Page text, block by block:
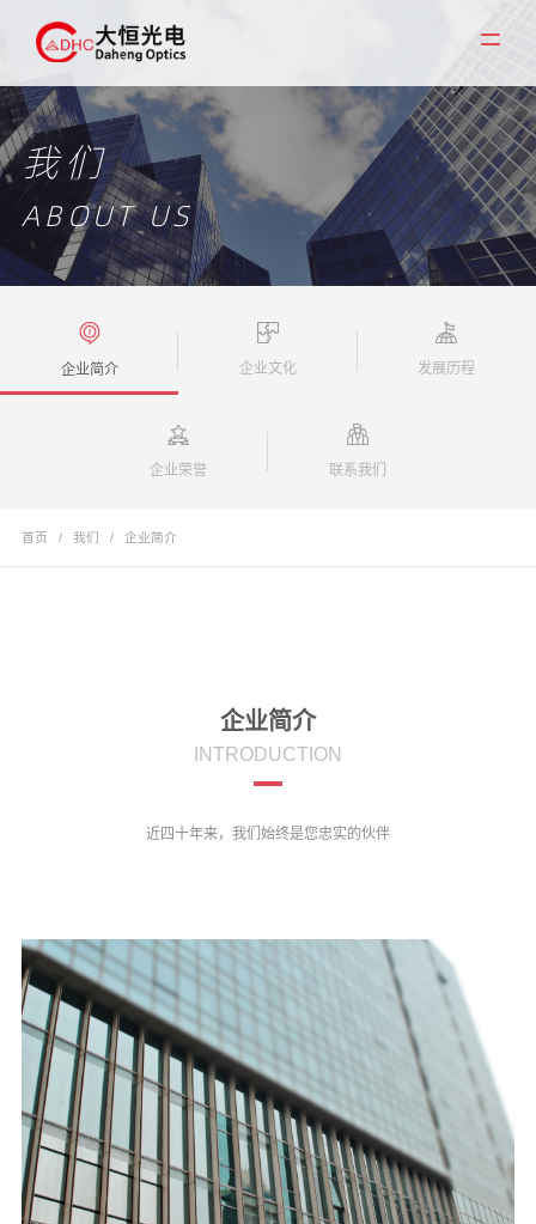
我们
ABOUT US
企业简介 企业文化 发展历程
企业荣誉 联系我们
首页 / 我们 / 企业简介
企业简介
INTRODUCTION
近四十年来，我们始终是您忠实的伙伴